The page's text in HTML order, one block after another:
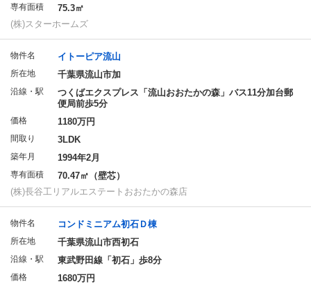
専有面積
75.3㎡
(株)スターホームズ
物件名 イトーピア流山
所在地 千葉県流山市加
沿線・駅
つくばエクスプレス「流山おおたかの森」バス11分加台郵
便局前歩5分
価格 1180万円
間取り 3LDK
築年月 1994年2月
専有面積
70.47㎡（壁芯）
(株)長谷工リアルエステートおおたかの森店
物件名 コンドミニアム初石Ｄ棟
所在地 千葉県流山市西初石
沿線・駅 東武野田線「初石」歩8分
価格 1680万円